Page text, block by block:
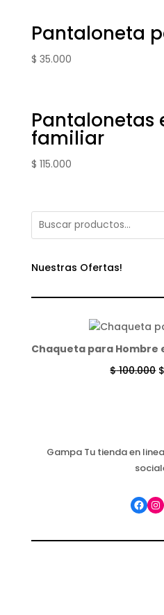
Pantaloneta
$ 35.000
Pantalonetas
familiar
$ 115.000
Nuestras Ofertas!
Chaqueta para Hombre
$100.000 $
Gampa Tu tienda en